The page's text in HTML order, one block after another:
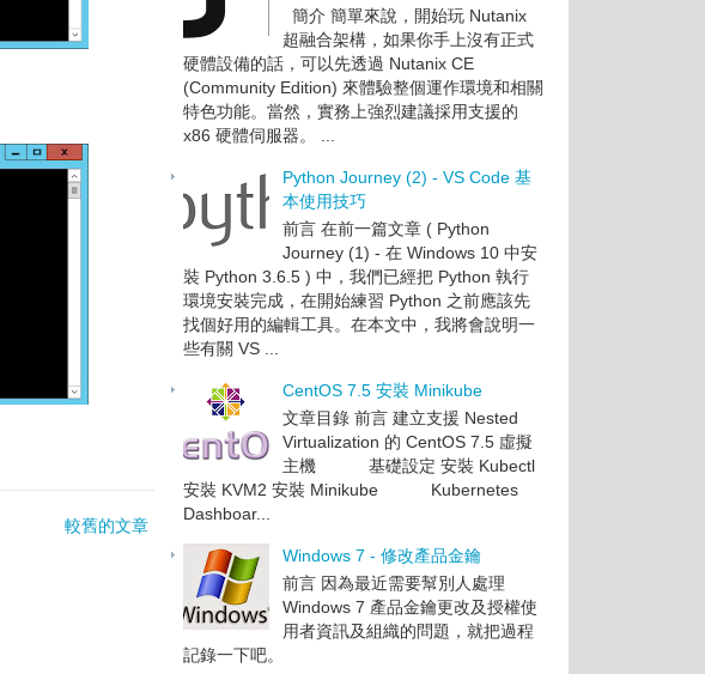
較舊的文章
簡介 簡單來說，開始玩 Nutanix
超融合架構，如果你手上沒有正式
硬體設備的話，可以先透過 Nutanix CE
(Community Edition) 來體驗整個運作環境和相關
特色功能。當然，實務上強烈建議採用支援的
x86 硬體伺服器。 ...
Python Journey (2) - VS Code 基
本使用技巧
前言 在前一篇文章 ( Python
Journey (1) - 在 Windows 10 中安
裝 Python 3.6.5 ) 中，我們已經把 Python 執行
環境安裝完成，在開始練習 Python 之前應該先
找個好用的編輯工具。在本文中，我將會說明一
些有關 VS ...
CentOS 7.5 安裝 Minikube
文章目錄 前言 建立支援 Nested
Virtualization 的 CentOS 7.5 虛擬
主機 基礎設定 安裝 Kubectl
安裝 KVM2 安裝 Minikube Kubernetes
Dashboar...
Windows 7 - 修改產品金鑰
前言 因為最近需要幫別人處理
Windows 7 產品金鑰更改及授權使
用者資訊及組織的問題，就把過程
記錄一下吧。